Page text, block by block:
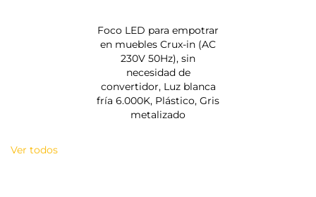
Foco LED para empotrar
en muebles Crux-in (AC
230V 50Hz), sin
necesidad de
convertidor, Luz blanca
fría 6.000K, Plástico, Gris
metalizado
Ver todos